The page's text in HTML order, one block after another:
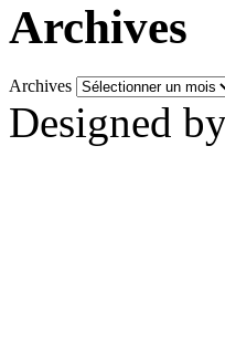
Archives
Archives
Designed